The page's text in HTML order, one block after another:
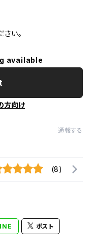
さい。
available
方向け
通報する
(8)
ポスト